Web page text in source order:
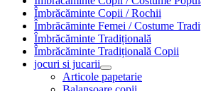
Îmbrăcăminte Copii / Rochii
Îmbrăcăminte Femei / Costume
Îmbrăcăminte Tradițională
Îmbrăcăminte Tradițională Copii
jocuri si jucarii
Articole papetarie